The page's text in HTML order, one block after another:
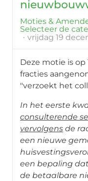
Moties &
Selecteer de
vrijdag 19
Deze motie is op
fracties
"verzoekt het
In het eerste
consulterende
vervolgens de
een nieuwe
een bepaling
de betaalbare